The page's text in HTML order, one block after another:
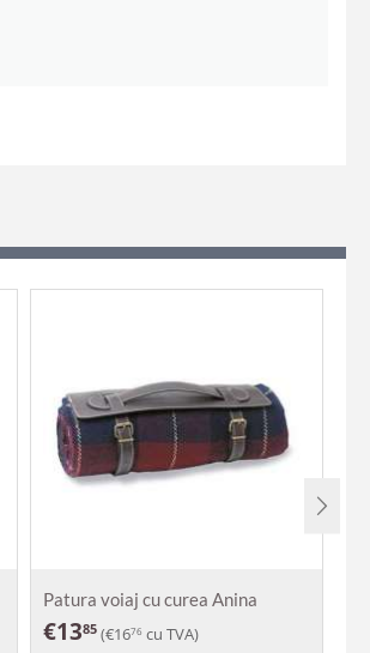
Patura voiaj cu curea Anina
€1385 (€1676 cu TVA)